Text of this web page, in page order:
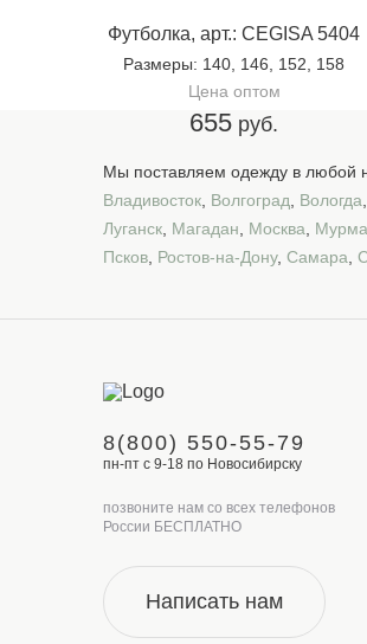
Футболка, арт.: CEGISA 5404
Размеры: 140, 146, 152, 158
Цена оптом
655 руб.
Мы поставляем одежду в любой
Владивосток Волгоград Вологда
Луганск Магадан Москва
Псков Ростов-на-Дону, Самара
8(800) 550-55-79
пн-пт с 9-18 по Новосибирску
позвоните нам со всех телефонов
России БЕСПЛАТНО
Написать нам